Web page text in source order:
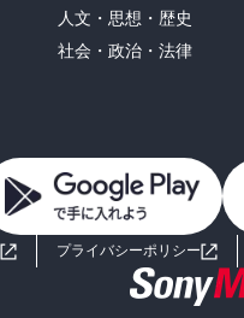
人文・思想・歴史
社会・政治・法律
プライバシーポリシー